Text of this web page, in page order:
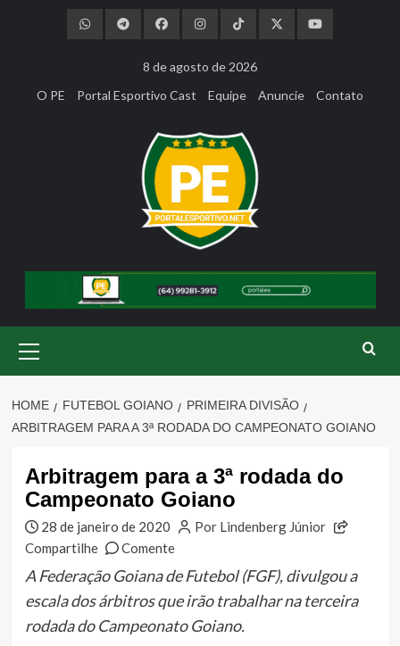
8 de agosto de 2026
O PE
Portal Esportivo Cast Equipe Anuncie Contato
Menu
HOME FUTEBOL GOIANO
PRIMEIRA DIVISÃO
ARBITRAGEM PARA A 3ª RODADA DO CAMPEONATO GOIANO
Arbitragem para a 3ª rodada do
Campeonato Goiano
28 de janeiro de 2020
Por Lindenberg Júnior
Compartilhe
Comente
A Federação Goiana de Futebol (FGF), divulgou a
escala dos árbitros que irão trabalhar na terceira
rodada do Campeonato Goiano.